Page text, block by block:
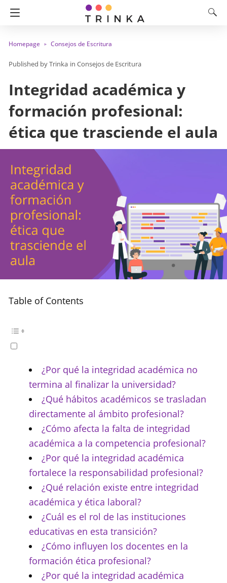
Homepage Consejos de Escritura
Trinka in Consejos de Escritura
Integridad académica y
formación profesional:
ética que trasciende el aula
Table of Contents
¿Por qué la integridad académica no
termina al finalizar la universidad?
¿Qué hábitos académicos se trasladan
directamente al ámbito profesional?
¿Cómo afecta la falta de integridad
académica a la competencia profesional?
¿Por qué la integridad académica
fortalece la responsabilidad profesional?
¿Qué relación existe entre integridad
académica y ética laboral?
¿Cuál es el rol de las instituciones
educativas en esta transición?
¿Cómo influyen los docentes en la
formación ética profesional?
¿Por qué la integridad académica